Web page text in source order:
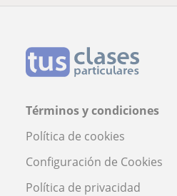
Términos y condiciones
Política de cookies
Configuración de Cookies
Política de privacidad